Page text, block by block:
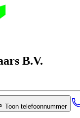
B.V.
Toon telefoonnummer